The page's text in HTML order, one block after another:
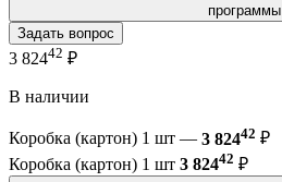
программы
Задать вопрос
3 82442 ₽
В наличии
Коробка (картон) 1 шт — 3 82442 ₽
Коробка (картон) 1 шт 3 82442 ₽